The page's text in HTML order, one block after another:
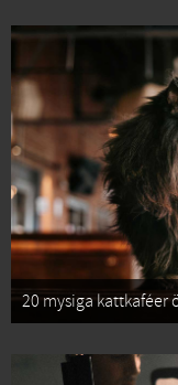
20 mysiga kattkaféer